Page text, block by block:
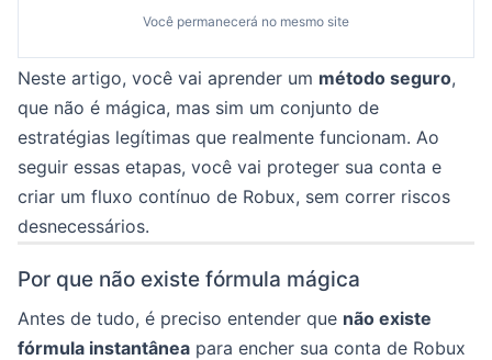
Você permanecerá no mesmo site
Neste artigo, você vai aprender um método seguro,
que não é mágica, mas sim um conjunto de
estratégias legítimas que realmente funcionam. Ao
seguir essas etapas, você vai proteger sua conta e
criar um fluxo contínuo de Robux, sem correr riscos
desnecessários.
Por que não existe fórmula mágica
Antes de tudo, é preciso entender que não existe
fórmula instantânea para encher sua conta de Robux